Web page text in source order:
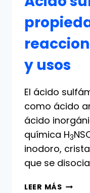
y usos
El ácido
como ácido
ácido
química H3
inodoro,
que se
LEER MÁSÁCIDO